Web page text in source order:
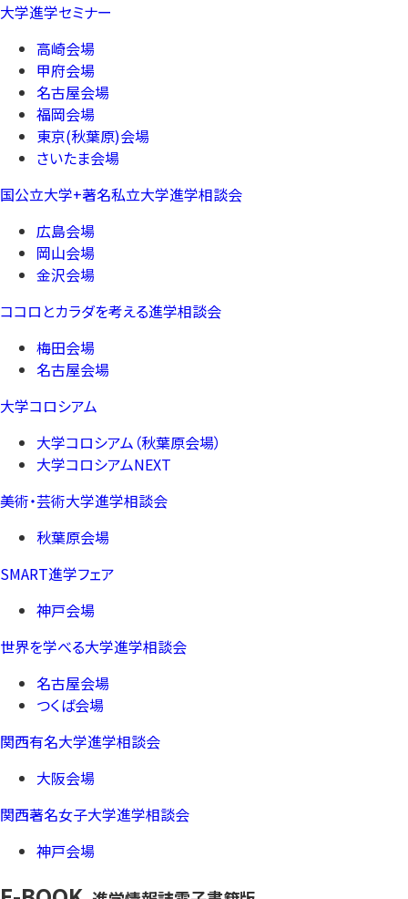
大学進学セミナー
高崎会場
甲府会場
名古屋会場
福岡会場
東京(秋葉原)会場
さいたま会場
国公立大学+著名私立大学進学相談会
広島会場
岡山会場
金沢会場
ココロとカラダを考える進学相談会
梅田会場
名古屋会場
大学コロシアム
大学コロシアム（秋葉原会場）
大学コロシアムNEXT
美術・芸術大学進学相談会
秋葉原会場
SMART進学フェア
神戸会場
世界を学べる大学進学相談会
名古屋会場
つくば会場
関西有名大学進学相談会
大阪会場
関西著名女子大学進学相談会
神戸会場